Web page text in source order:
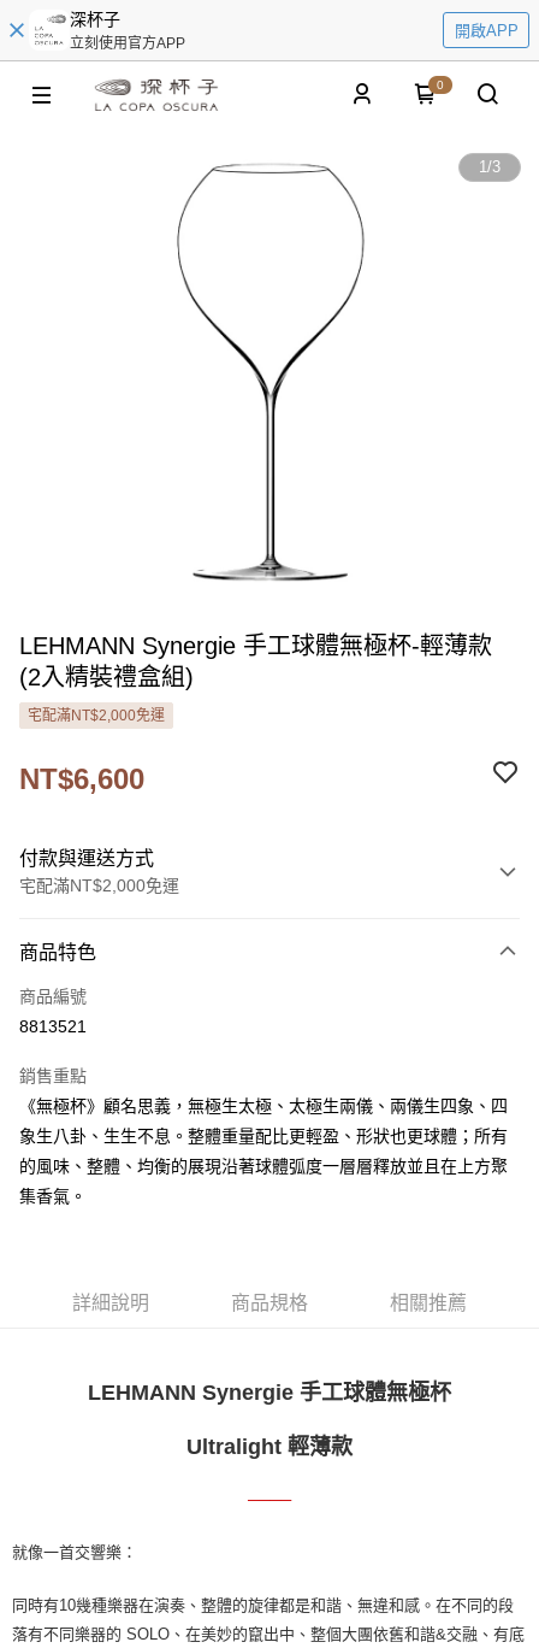
深杯子
立刻使用官方APP
開啟APP
0
1/3
LEHMANN Synergie 手工球體無極杯-輕薄款
(2入精裝禮盒組)
宅配滿NT$2,000免運
NT$6,600
付款與運送方式
宅配滿NT$2,000免運
信用卡一次付款
LINE Pay
街口支付
悠遊付
Google Pay
相關說明
１．簡單：不需註冊會員、不需綁卡、不需儲值。
３．安心：先確認商品／服務後，再付款。
２．訂單成立數日內，您將收到繳費通知簡訊。
ATM／網路銀行／等多元方式進行付款，方視為交易完成。
※ 請注意：結帳手續完成當下不需立刻繳費，但若您需要取消訂單，請聯絡
購買商品的店家。未經商家同意取消之訂單仍視為有效，需透過AFTEE先享
每筆NT$150，滿NT$2,000(含以上)免運費
商品特色
商品編號
8813521
銷售重點
《無極杯》顧名思義，無極生太極、太極生兩儀、兩儀生四象、四
象生八卦、生生不息。整體重量配比更輕盈、形狀也更球體；所有
的風味、整體、均衡的展現沿著球體弧度一層層釋放並且在上方聚
集香氣。
詳細說明 商品規格 相關推薦
LEHMANN Synergie 手工球體無極杯
Ultralight 輕薄款
────
就像一首交響樂：
同時有10幾種樂器在演奏、整體的旋律都是和諧、無違和感。在不同的段
落有不同樂器的 SOLO、在美妙的竄出中、整個大團依舊和諧&交融、有底